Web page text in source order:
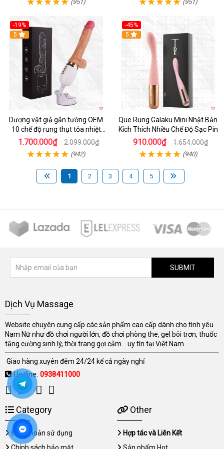
(951) (951)
-19%
Hot
5
Dương vật giả gắn tường OEM
10 chế độ rung thụt tỏa nhiệt
siêu thực
1.700.000₫ 2.099.000₫
(942)
-45%
Hot
5
Que Rung Galaku Mini Nhật Bản
Kích Thích Nhiều Chế Độ Sạc Pin
910.000₫ 1.654.000₫
(940)
1 2 3 4 5
SUBMIT
Dịch Vụ Massage
Website chuyên cung cấp các sản phẩm cao cấp dành cho tình yêu
Nam Nữ như đồ chơi người lớn, đồ chơi phòng the, gel bôi trơn, thuốc
tăng cường sinh lý, thời trang gợi cảm... uy tín tại Việt Nam
Giao hàng xuyên đêm 24/24 kể cả ngày nghỉ
Hotline: 0938411000
Category
Điều khoản sử dụng
Other
Hợp tác và Liên Kết